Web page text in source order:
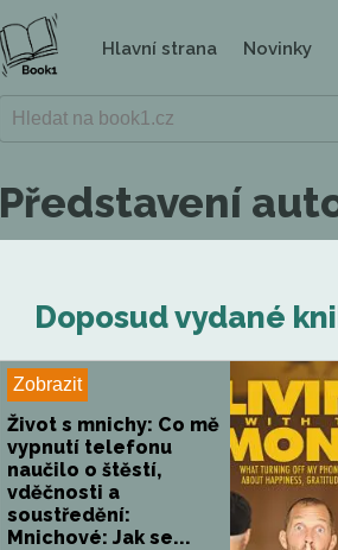
Hlavní strana Novinky
Představení
Doposud vydané
Zobrazit
Život s mnichy: Co mě
vypnutí telefonu
naučilo o štěstí,
vděčnosti a
soustředění:
Mnichové: Jak se...